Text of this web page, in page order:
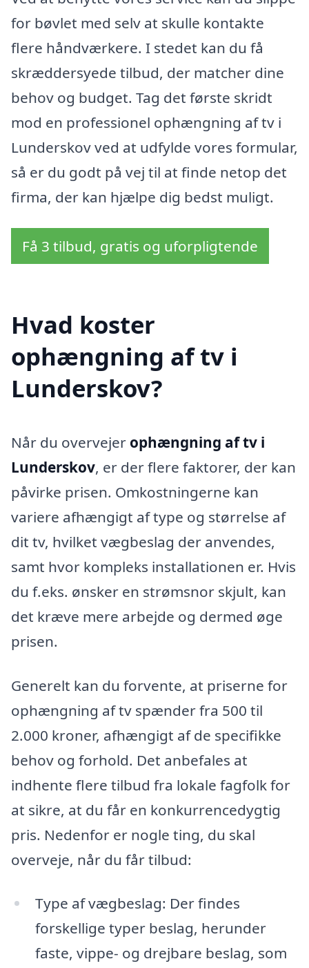
for bøvlet med selv at skulle kontakte
flere håndværkere. I stedet kan du få
skræddersyede tilbud, der matcher dine
behov og budget. Tag det første skridt
mod en professionel ophængning af tv i
Lunderskov ved at udfylde vores formular,
så er du godt på vej til at finde netop det
firma, der kan hjælpe dig bedst muligt.
Få 3 tilbud, gratis og uforpligtende
Hvad koster
ophængning af tv i
Lunderskov?
Når du overvejer ophængning af tv i
Lunderskov, er der flere faktorer, der kan
påvirke prisen. Omkostningerne kan
variere afhængigt af type og størrelse af
dit tv, hvilket vægbeslag der anvendes,
samt hvor kompleks installationen er. Hvis
du f.eks. ønsker en strømsnor skjult, kan
det kræve mere arbejde og dermed øge
prisen.
Generelt kan du forvente, at priserne for
ophængning af tv spænder fra 500 til
2.000 kroner, afhængigt af de specifikke
behov og forhold. Det anbefales at
indhente flere tilbud fra lokale fagfolk for
at sikre, at du får en konkurrencedygtig
pris. Nedenfor er nogle ting, du skal
overveje, når du får tilbud:
Type af vægbeslag: Der findes
forskellige typer beslag, herunder
faste, vippe- og drejbare beslag, som